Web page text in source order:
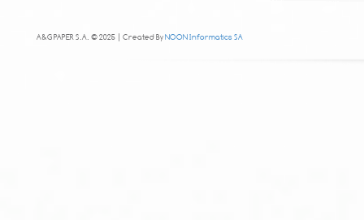
A&G PAPER S.A. © 2025 | Created ByNOON Informatics SA